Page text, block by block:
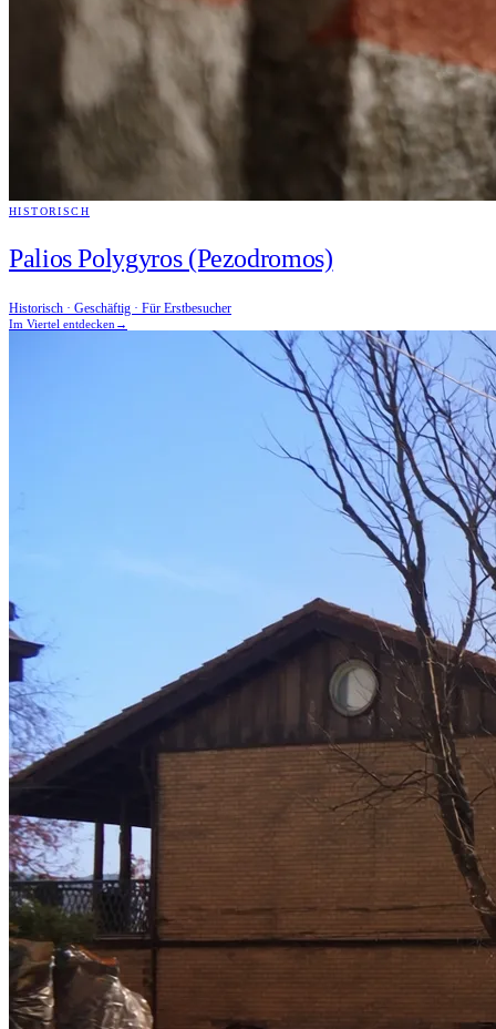
HISTORISCH
Palios Polygyros (Pezodromos)
Historisch · Geschäftig · Für Erstbesucher
Im Viertel entdecken →